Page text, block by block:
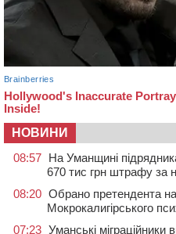
НОВИНИ
08:57 На Уманщині
670 тис грн штрафу за
08:20 Обрано претендента
Мокрокалигірського
07:23 Уманські міграційники